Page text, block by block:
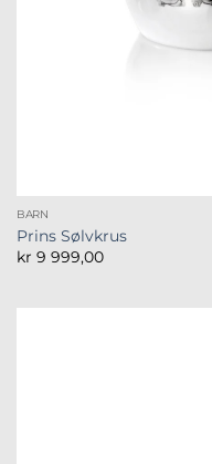
BARN
Prins Sølvkrus
kr 9 999,00